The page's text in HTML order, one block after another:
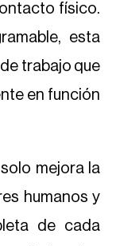
físico.
esta
trabajo que
en función
mejora la
humanos y
de cada